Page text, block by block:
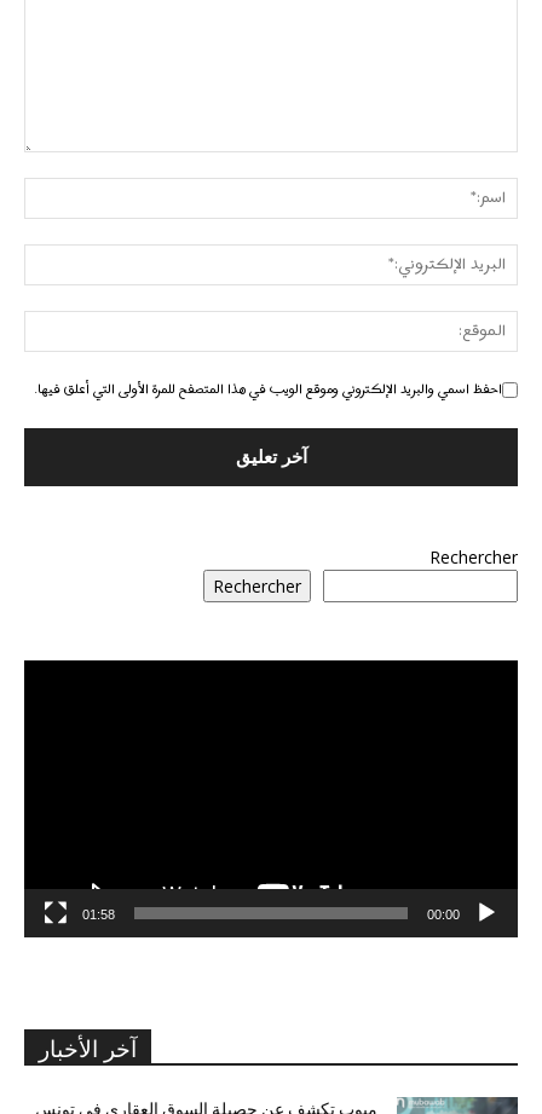
احفظ اسمي والبريد الإلكتروني وموقع الويب في هذا المتصفح للمرة الأولى التي أعلق فيها.
Rechercher
Rechercher
00:00
01:58
آخر الأخبار
مبوب تكشف عن حصيلة السوق العقاري في تونس